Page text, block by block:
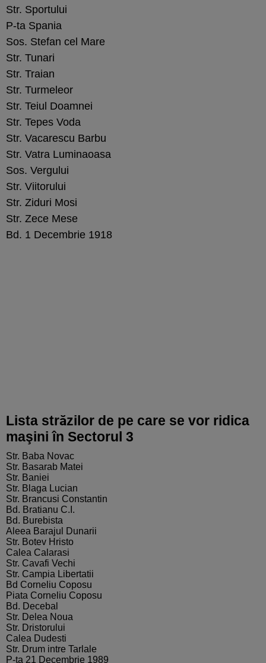
Str. Sportului
P-ta Spania
Sos. Stefan cel Mare
Str. Tunari
Str. Traian
Str. Turmeleor
Str. Teiul Doamnei
Str. Tepes Voda
Str. Vacarescu Barbu
Str. Vatra Luminaoasa
Sos. Vergului
Str. Viitorului
Str. Ziduri Mosi
Str. Zece Mese
Bd. 1 Decembrie 1918
Lista străzilor de pe care se vor ridica
maşini în Sectorul 3
Str. Baba Novac
Str. Basarab Matei
Str. Baniei
Str. Blaga Lucian
Str. Brancusi Constantin
Bd. Bratianu C.I.
Bd. Burebista
Aleea Barajul Dunarii
Str. Botev Hristo
Calea Calarasi
Str. Cavafi Vechi
Str. Campia Libertatii
Bd Corneliu Coposu
Piata Corneliu Coposu
Bd. Decebal
Str. Delea Noua
Str. Dristorului
Calea Dudesti
Str. Drum intre Tarlale
P-ta 21 Decembrie 1989